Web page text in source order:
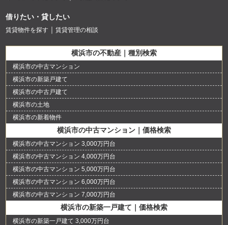
借りたい・貸したい
賃貸物件を探す 賃貸管理の相談
横浜市の不動産｜種別検索
横浜市の中古マンション
横浜市の新築戸建て
横浜市の中古戸建て
横浜市の土地
横浜市の新着物件
横浜市の中古マンション｜価格検索
横浜市の中古マンション 3,000万円台
横浜市の中古マンション 4,000万円台
横浜市の中古マンション 5,000万円台
横浜市の中古マンション 6,000万円台
横浜市の中古マンション 7,000万円台
横浜市の新築一戸建て｜価格検索
横浜市の新築一戸建て 3,000万円台